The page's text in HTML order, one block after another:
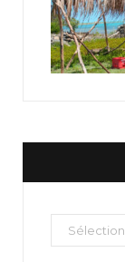
Nos